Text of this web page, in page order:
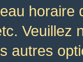
Veuillez
autres